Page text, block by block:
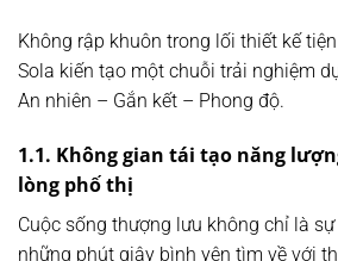
Không rập khuôn trong lối thiết kế
Sola kiến tạo một chuỗi trải nghiệm
An nhiên – Gắn kết – Phong độ.
1.1. Không gian tái tạo năng
lòng phố thị
Cuộc sống thượng lưu không chỉ là
những phút giây bình yên tìm về với